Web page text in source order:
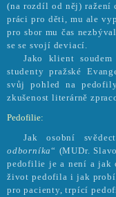
(na rozdíl od něj) ražení
práci pro děti, mu ale
pro sbor mu čas
se se svojí deviací.
Jako klient
studenty pražské
svůj pohled na
zkušenost literárně
Pedofilie:
Jak osobní
odborníka“ (MUDr.
pedofilie je a není a jak
život pedofila i jak
pro pacienty, trpící